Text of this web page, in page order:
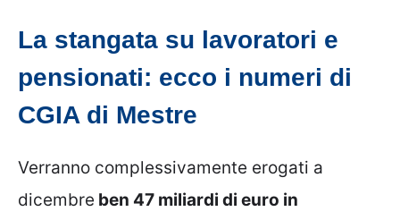
La stangata su lavoratori e
pensionati: ecco i numeri di
CGIA di Mestre
Verranno complessivamente erogati a
dicembre ben 47 miliardi di euro in